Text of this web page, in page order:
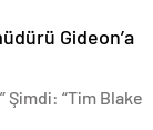
Gideon’a
Şimdi: “Tim Blake